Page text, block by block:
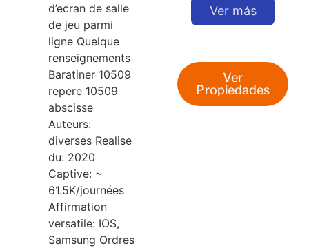
d’ecran de salle
de jeu parmi
ligne Quelque
renseignements
Baratiner 10509
repere 10509
abscisse
Auteurs:
diverses Realise
du: 2020
Captive: ~
61.5K/journées
Affirmation
versatile: IOS,
Samsung Ordres
Ver más
Ver
Propiedades